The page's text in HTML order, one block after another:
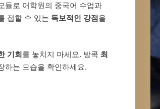
듈로 어학원의 중국어 수업과
접할 수 있는 독보적인 강점을
기회를 놓치지 마세요. 방콕 최
하는 모습을 확인하세요.